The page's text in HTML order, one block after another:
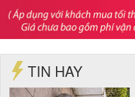
TIN HAY